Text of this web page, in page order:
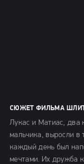
СЮЖЕТ ФИЛЬМА
Лукас и Матиас, два
мальчика, выросли в
каждый день был
мечтами. Их дружба